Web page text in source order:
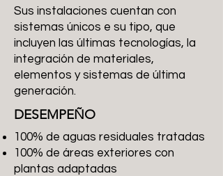
Sus instalaciones cuentan con
sistemas únicos e su tipo, que
incluyen las últimas tecnologías, la
integración de materiales,
elementos y sistemas de última
generación.
DESEMPEÑO
100% de aguas residuales tratadas
100% de áreas exteriores con
plantas adaptadas